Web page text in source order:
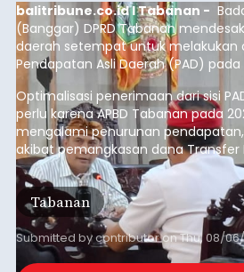
balitribune.co.id I Tabanan -
(Banggar) DPRD Tabanan
daerah setempat untuk melakukan
Pendapatan Asli Daerah (PAD)
anggaran 2027.
Optimalisasi penerimaan dari sisi
perlu karena APBD Tabanan pada
mengalami penurunan
akibat pemangkasan dana Transfer
Daerah (TKD) dari pemerintah
Tabanan
Submitted bycontributoronThu, 08/